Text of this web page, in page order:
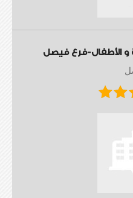
و الأطفال-فرع فيصل